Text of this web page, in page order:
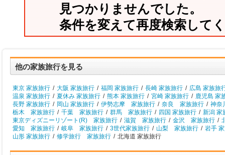
見つかりませんでした。
条件を変えて再度検索して
他の家族旅行を見る
東京 家族旅行 / 大阪 家族旅行 / 福岡 家族旅行 / 長崎 家族旅行 / 広島 家族旅
温泉 家族旅行 / 夏休み 家族旅行 / 熊本 家族旅行 / 宮崎 家族旅行 / 鹿児島 家
長野 家族旅行 / 岡山 家族旅行 / 伊勢志摩 家族旅行 / 奈良 家族旅行 / 神奈
栃木 家族旅行 / 千葉 家族旅行 / 群馬 家族旅行 / 四国 家族旅行 / 新潟 家
東京ディズニーリゾート(R) 家族旅行 / 滋賀 家族旅行 / 金沢 家族旅行 /
愛知 家族旅行 / 岐阜 家族旅行 / 3世代家族旅行 / 山梨 家族旅行 / 岩手
山形 家族旅行 / 修学旅行 家族旅行 / 北海道 家族旅行